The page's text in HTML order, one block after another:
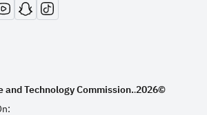
window
in new window
opens in new window
opens in new window
opens in new window
and Technology Commission..2026©